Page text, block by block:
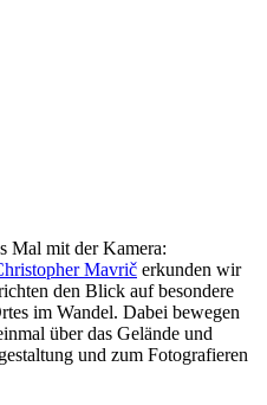
Mal mit der Kamera:
Mavrič erkunden wir
den Blick auf besondere
im Wandel. Dabei bewegen
über das Gelände und
und zum Fotografieren